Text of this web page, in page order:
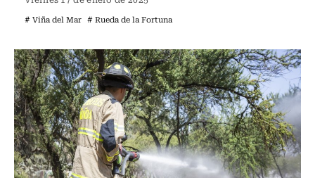
# Viña del Mar # Rueda de la Fortuna